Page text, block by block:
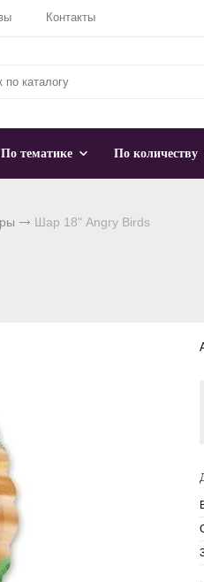
Контакты
По тематике По количеству
Шар 18" Angry Birds